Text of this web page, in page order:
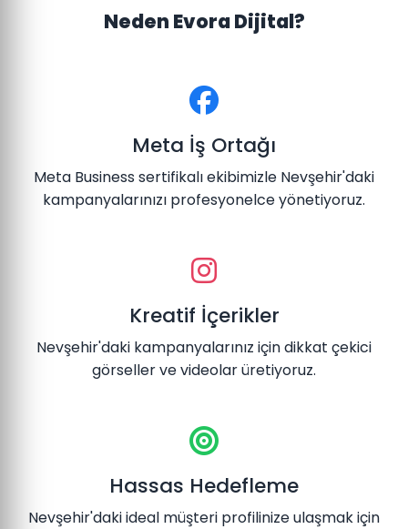
Neden Evora Dijital?
Meta İş Ortağı
Meta Business sertifikalı ekibimizle Nevşehir'daki
kampanyalarınızı profesyonelce yönetiyoruz.
Kreatif İçerikler
Nevşehir'daki kampanyalarınız için dikkat çekici
görseller ve videolar üretiyoruz.
Hassas Hedefleme
Nevşehir'daki ideal müşteri profilinize ulaşmak için